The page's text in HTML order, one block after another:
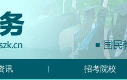
讯 招考院校